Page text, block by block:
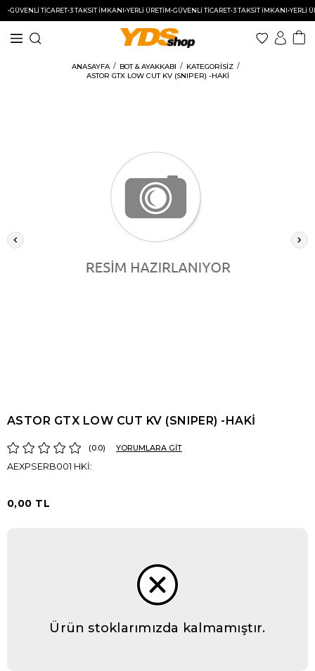
GÜVENLİ TİCARET•3 TAKSİT İMKANI•YERLİ ÜRETİM•GÜVENLİ TİCARET•3 TAKSİT İMKANI•YERLİ
ANASAYFA BOT & AYAKKABI
KATEGORISIZ
ASTOR GTX LOW CUT KV (SNIPER) -HAKİ
ASTOR GTX LOW CUT KV (SNIPER) -HAKİ
0.0 YORUMLARA GİT
AEXPSERB001 HKİ:
0,00 TL
Ürün stoklarımızda kalmamıştır.